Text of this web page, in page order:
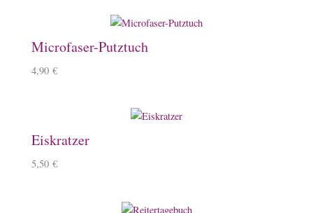
Microfaser-Putztuch
4,90 €
Eiskratzer
5,50 €